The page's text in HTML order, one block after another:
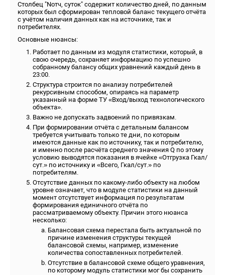
Столбец "Nотч, суток" содержит количество дней, по данным
которых был сформирован тепловой баланс текущего отчёта
с учётом наличия данных как на источнике, так и
потребителях.
Основные нюансы:
Работает по данным из модуля статистики, который, в
свою очередь, сохраняет информацию по успешно
собранному балансу общих уравнений каждый день в
23:00.
Структура строится по анализу потребителей
рекурсивным способом, опираясь на параметр
указанный на форме ТУ «Вход/выход технологического
объекта».
Важно не допускать задвоений по привязкам.
При формировании отчёта с детальным балансом
требуется учитывать только те дни, по которым
имеются данные как по источнику, так и потребителю,
и именно после расчёта среднего значения Q по этому
условию выводятся показания в ячейке «Отгрузка Гкал/
сут.» по источнику и «Всего, Гкал/сут.» по
потребителям.
Отсутствие данных по какому-либо объекту на любом
уровне означает, что в модуле статистики на данный
момент отсутствует информация по результатам
формирования единичного отчёта по
рассматриваемому объекту. Причин этого нюанса
несколько:
Балансовая схема перестала быть актуальной по
причине изменения структуры текущей
балансовой схемы, например, изменение
количества сопоставленных потребителей.
Отсутствие в балансовой схеме общего уравнения,
по которому модуль статистики мог бы сохранить